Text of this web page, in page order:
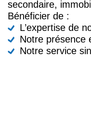
secondaire,
Bénéficier de :
L’expertise de
Notre présence
Notre service